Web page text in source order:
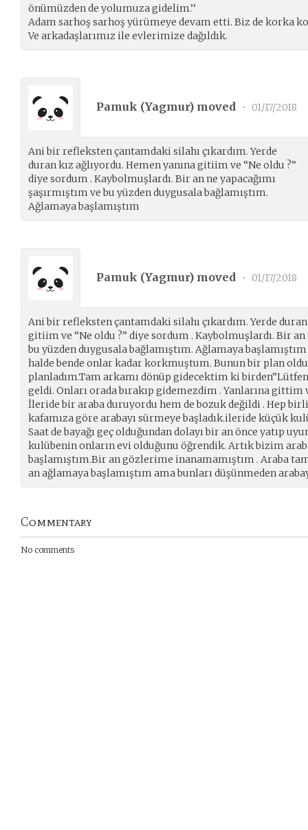
önümüzden de yolumuza gidelim.’’
Adam sarhoş sarhoş yürümeye devam etti. Biz de korka
Ve arkadaşlarımız ile evlerimize dağıldık.
Pamuk (Yagmur) moved • 01/17/2018
Ani bir refleksten çantamdaki silahı çıkardım. Yerde
duran kız ağlıyordu. Hemen yanına gitiim ve “Ne oldu ?”
diye sordum . Kaybolmuşlardı. Bir an ne yapacağımı
şaşırmıştım ve bu yüzden duygusala bağlamıştım.
Ağlamaya başlamıştım
Pamuk (Yagmur) moved • 01/17/2018
Ani bir refleksten çantamdaki silahı çıkardım. Yerde duran
gitiim ve “Ne oldu ?” diye sordum . Kaybolmuşlardı. Bir an
bu yüzden duygusala bağlamıştım. Ağlamaya
halde bende onlar kadar korkmuştum. Bunun bir plan
planladım.Tam arkamı dönüp gidecektim ki birden”Lütfen
geldi. Onları orada bırakıp gidemezdim . Yanlarına gittim
İleride bir araba duruyordu hem de bozuk değildi . Hep
kafamıza göre arabayı sürmeye başladık.ileride küçük
Saat de bayağı geç olduğundan dolayı bir an önce yatıp
kulübenin onların evi olduğunu öğrendik. Artık bizim
başlamıştım.Bir an gözlerime inanamamıştım . Araba
an ağlamaya başlamıştım ama bunları düşünmeden
Commentary
No comments